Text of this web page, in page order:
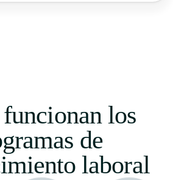
los
de
laboral